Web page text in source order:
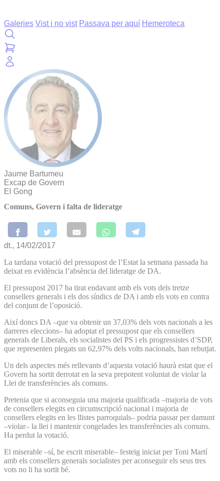
Galeries Vist i no vist Passava per aquí Hemeroteca
Jaume Bartumeu
Excap de Govern
El Gong
Comuns, Govern i falta de lideratge
dt., 14/02/2017
La tardana votació del pressupost de l’Estat la setmana passada ha
deixat en evidència l’absència del lideratge de DA.
El pressupost 2017 ha tirat endavant amb els vots dels tretze
consellers generals i els dos síndics de DA i amb els vots en contra
del conjunt de l’oposició.
Així doncs DA –que va obtenir un 37,03% dels vots nacionals a les
darreres eleccions– ha adoptat el pressupost que els consellers
generals de Liberals, els socialistes del PS i els progressistes d’SDP,
que representen plegats un 62,97% dels volts nacionals, han rebutjat.
Un dels aspectes més rellevants d’aquesta votació haurà estat que el
Govern ha sortit derrotat en la seva prepotent voluntat de violar la
Llei de transferències als comuns.
Pretenia que si aconseguia una majoria qualificada –majoria de vots
de consellers elegits en circumscripció nacional i majoria de
consellers elegits en les llistes parroquials– podria passar per damunt
–violar– la llei i mantenir congelades les transferències als comuns.
Ha perdut la votació.
El miserable –sí, he escrit miserable– festeig iniciat per Toni Martí
amb els consellers generals socialistes per aconseguir els seus tres
vots no li ha sortit bé.